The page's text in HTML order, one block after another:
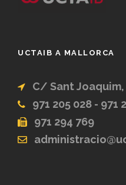
UCTAIB A MALLORCA
C/ Sant Joaquim,
971 205 028 - 971
971 294 769